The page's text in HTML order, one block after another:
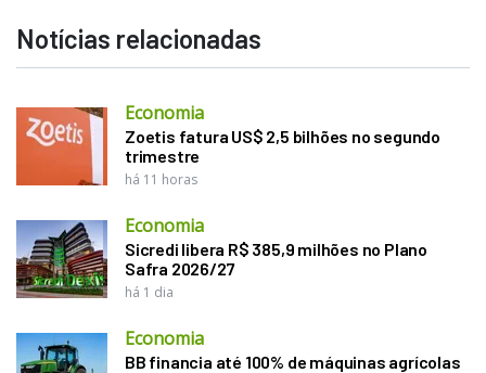
Notícias relacionadas
Economia
Zoetis fatura US$ 2,5 bilhões no segundo
trimestre
há 11 horas
Economia
Sicredi libera R$ 385,9 milhões no Plano
Safra 2026/27
há 1 dia
Economia
BB financia até 100% de máquinas agrícolas